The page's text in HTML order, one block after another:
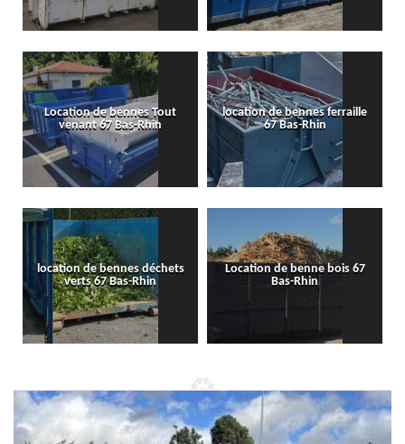
Location de bennes Tout
venant 67 Bas-Rhin
location de bennes ferraille
67 Bas-Rhin
location de bennes déchets
verts 67 Bas-Rhin
Location de benne bois 67
Bas-Rhin